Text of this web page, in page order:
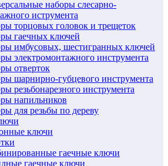
наборы слесарно-
иструмента
торцовых головок и трещеток
гаечных ключей
имбусовых, шестигранных ключей
электромонтажного инструмента
отверток
шарнирно-губцевого инструмента
резьбонарезного инструмента
напильников
для резьбы по дереву
ключи
гаечные ключи
гаечные ключи